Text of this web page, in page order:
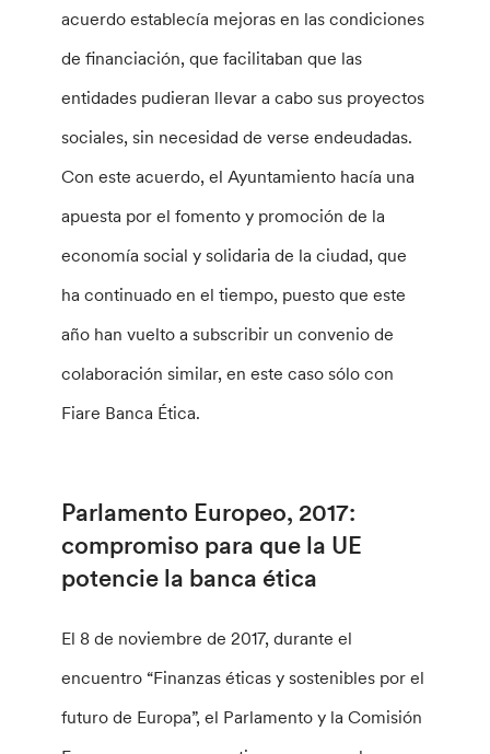
acuerdo establecía mejoras en las condiciones
de financiación, que facilitaban que las
entidades pudieran llevar a cabo sus proyectos
sociales, sin necesidad de verse endeudadas.
Con este acuerdo, el Ayuntamiento hacía una
apuesta por el fomento y promoción de la
economía social y solidaria de la ciudad, que
ha continuado en el tiempo, puesto que este
año han vuelto a subscribir un convenio de
colaboración similar, en este caso sólo con
Fiare Banca Ética.
Parlamento Europeo, 2017:
compromiso para que la UE
potencie la banca ética
El 8 de noviembre de 2017, durante el
encuentro “Finanzas éticas y sostenibles por el
futuro de Europa”, el Parlamento y la Comisión